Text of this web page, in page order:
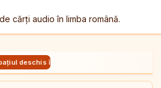
cărți audio în limba română.
deschis în aplicația Radio Babilon